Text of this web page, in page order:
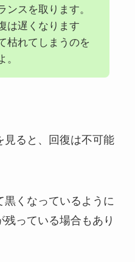
ンスを取ります。
は遅くなります
枯れてしまうのを
。
見ると、回復は不可能
黒くなっているように
っている場合もあり